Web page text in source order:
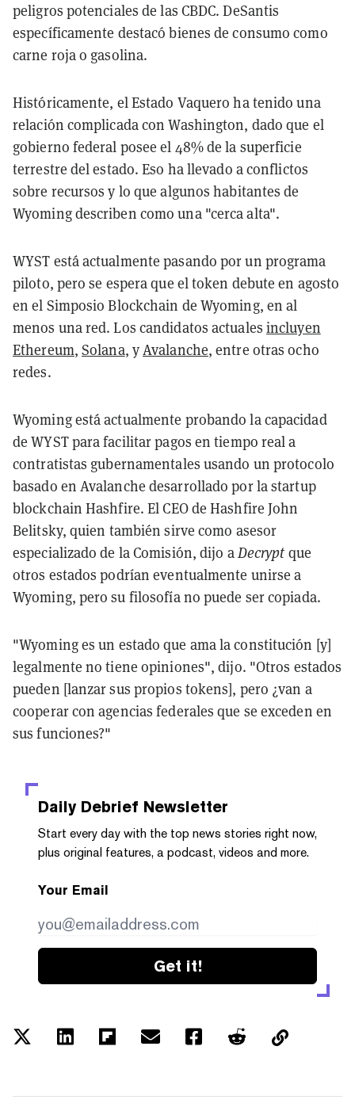
peligros potenciales de las CBDC. DeSantis
específicamente destacó bienes de consumo como
carne roja o gasolina.
Históricamente, el Estado Vaquero ha tenido una
relación complicada con Washington, dado que el
gobierno federal posee el 48% de la superficie
terrestre del estado. Eso ha llevado a conflictos
sobre recursos y lo que algunos habitantes de
Wyoming describen como una "cerca alta".
WYST está actualmente pasando por un programa
piloto, pero se espera que el token debute en agosto
en el Simposio Blockchain de Wyoming, en al
menos una red. Los candidatos actuales incluyen
Ethereum,Solana, yAvalanche, entre otras ocho
redes.
Wyoming está actualmente probando la capacidad
de WYST para facilitar pagos en tiempo real a
contratistas gubernamentales usando un protocolo
basado en Avalanche desarrollado por la startup
blockchain Hashfire. El CEO de Hashfire John
Belitsky, quien también sirve como asesor
especializado de la Comisión, dijo aDecrypt que
otros estados podrían eventualmente unirse a
Wyoming, pero su filosofía no puede ser copiada.
"Wyoming es un estado que ama la constitución [y]
legalmente no tiene opiniones", dijo. "Otros estados
pueden [lanzar sus propios tokens], pero ¿van a
cooperar con agencias federales que se exceden en
sus funciones?"
Daily Debrief Newsletter
Start every day with the top news stories right now,
plus original features, a podcast, videos and more.
Your Email
Get it!